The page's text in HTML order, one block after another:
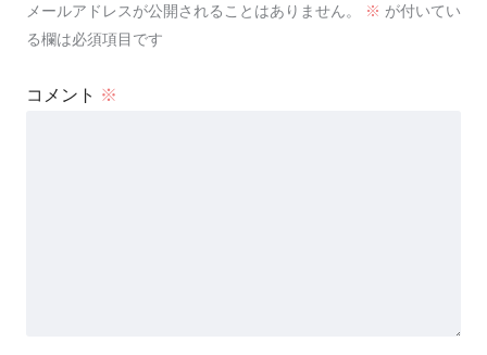
メールアドレスが公開されることはありません。 ※ が付いてい
る欄は必須項目です
コメント ※